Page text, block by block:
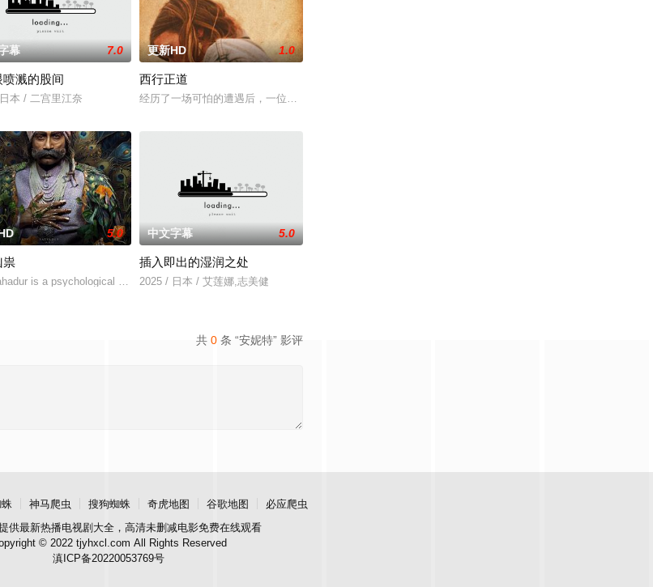
幕 7.0
喷溅的股间
本 / 二宫里江奈
更新HD 1.0
西行正道
经历了一场可怕的遭遇后，一位小镇女子向疏远的哥哥借了钱，独自一人踏上穿越西德克萨斯州的旅程，寻求
的治疗方法，而一步步踏入在追求理想的理性与疯狂之
瑞士的一场颁奖典礼后，被一种突如其来的冲动驱使。回到布宜诺斯艾利斯后，她什么也没说
5.0
祟
is a psychological drama set against the backdrop o
中文字幕 5.0
插入即出的湿润之处
2025 / 日本 / 艾莲娜,志美健
共 0 条 “安妮特” 影评
神马爬虫 搜狗蜘蛛 奇虎地图 谷歌地图
必应爬虫
供最新热播电视剧大全，高清未删减电影免费在线观看
© 2022 tjyhxcl.com All Rights Reserved
滇ICP备20220053769号